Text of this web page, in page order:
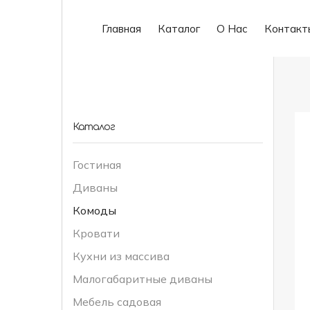
Главная Каталог О Нас
Каталог
Гостиная
Диваны
Комоды
Кровати
Кухни из массива
Малогабаритные диваны
Мебель садовая